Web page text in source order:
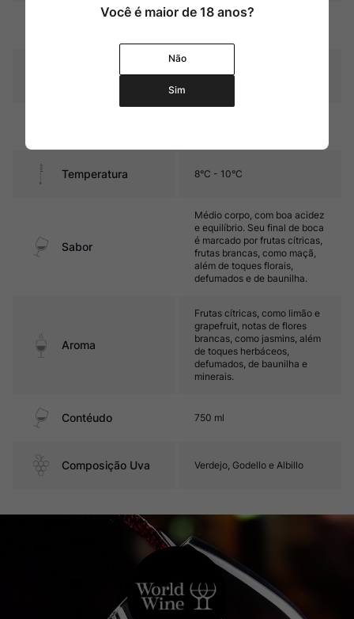
Amarelo palha com reflexos
12,5%
Temperatura 8°C - 10°C
Sabor
Médio corpo, com boa acidez
e equilíbrio. Seu final de boca
é marcado por frutas cítricas,
frutas brancas, como maçã,
além de toques florais,
defumados e de baunilha.
Aroma
Frutas cítricas, como limão e
grapefruit, notas de flores
brancas, como jasmins, além
de toques herbáceos,
defumados, de baunilha e
minerais.
Contéudo 750 ml
Composição Uva Verdejo, Godello e Albillo
Você é maior de 18 anos?
Não
Sim